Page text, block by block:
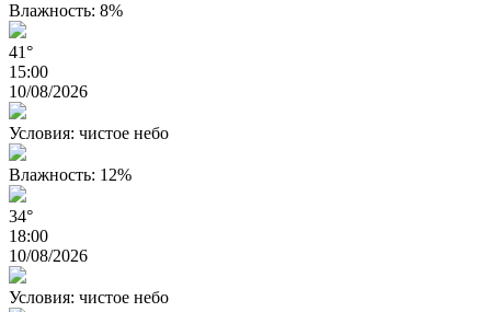
Влажность: 8%
41°
15:00
10/08/2026
Условия: чистое небо
Влажность: 12%
34°
18:00
10/08/2026
Условия: чистое небо